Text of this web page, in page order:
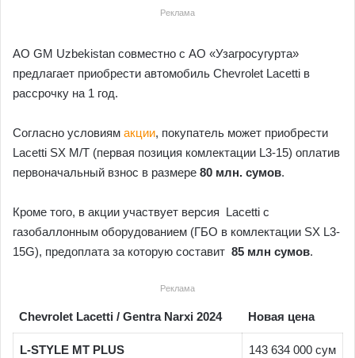
Реклама
АО GM Uzbekistan совместно с АО «Узагросугурта»
предлагает приобрести автомобиль Chevrolet Lacetti в
рассрочку на 1 год.
Согласно условиям акции, покупатель может приобрести
Lacetti SX M/T (первая позиция комлектации L3-15) оплатив
первоначальный взнос в размере 80 млн. сумов.
Кроме того, в акции участвует версия Lacetti с
газобаллонным оборудованием (ГБО в комлектации SX L3-
15G), предоплата за которую составит 85 млн сумов.
Реклама
Chevrolet Lacetti / Gentra Narxi 2024 Новая цена
L-STYLE MT PLUS
143 634 000 сум